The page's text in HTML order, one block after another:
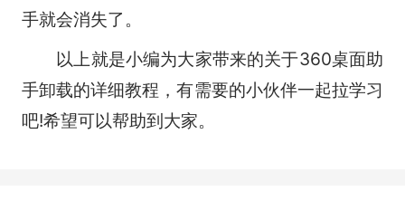
手就会消失了。
以上就是小编为大家带来的关于360桌面助
手卸载的详细教程，有需要的小伙伴一起拉学习
吧!希望可以帮助到大家。